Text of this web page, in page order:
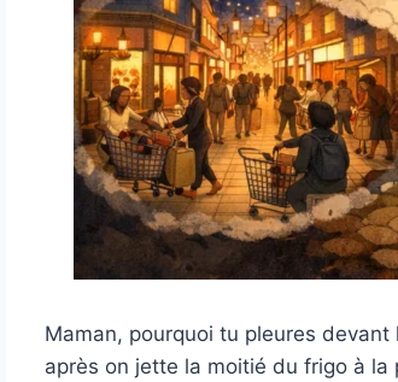
Maman, pourquoi tu pleures
après on jette la moitié du frigo à la